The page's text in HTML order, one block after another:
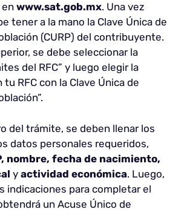
en www.sat.gob.mx. Una vez
tener a la mano la Clave Única de
(CURP) del contribuyente.
se debe seleccionar la
del RFC” y luego elegir la
tu RFC con la Clave Única de
del trámite, se deben llenar los
datos personales requeridos,
nombre, fecha de nacimiento,
y actividad económica. Luego,
indicaciones para completar el
un Acuse Único de